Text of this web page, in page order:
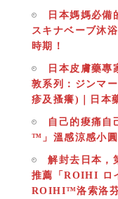
日本媽媽必
スキナベーブ沐
時期！
日本皮膚藥專
敦系列：ジンマ
疹及搔癢)｜日本
自己的痠痛
™」溫感涼感小
解封去日本，
推薦「ROIHI ロ
ROIHI™洛索洛